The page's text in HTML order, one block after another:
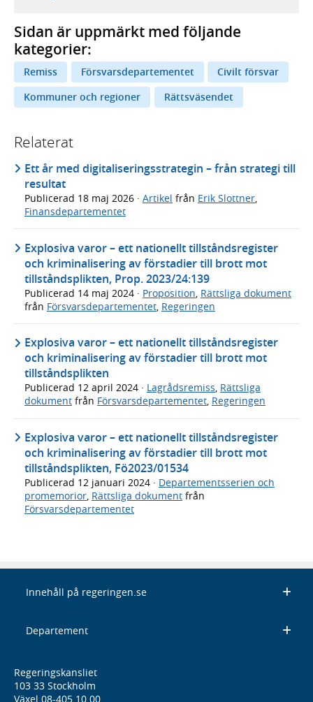
Sidan är uppmärkt med följande
kategorier:
Remiss Försvarsdepartementet
Civilt försvar
Kommuner och regioner
Rättsväsendet
Relaterat
Ett år med digitaliseringsstrategin – från strategi till
resultat
Publicerad 18 maj 2026 · Artikel från Erik Slottner,
Finansdepartementet
Explosiva varor – ett nationellt tillståndsregister
och kriminalisering av förstadier till brott mot
tillståndsplikten, Prop. 2023/24:139
Publicerad 14 maj 2024 · Proposition Rättsliga dokument
från Försvarsdepartementet Regeringen
Explosiva varor – ett nationellt tillståndsregister
och kriminalisering av förstadier till brott mot
tillståndsplikten
Publicerad 12 april 2024 · Lagrådsremiss, Rättsliga
dokument från Försvarsdepartementet, Regeringen
Explosiva varor – ett nationellt tillståndsregister
och kriminalisering av förstadier till brott mot
tillståndsplikten, Fö2023/01534
Publicerad 12 januari 2024 · Departementsserien och
promemorior, Rättsliga dokument från
Försvarsdepartementet
Innehåll på regeringen.se
Departement
Regeringskansliet
103 33 Stockholm
Växel 08-405 10 00